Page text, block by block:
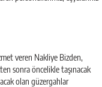
veren Nakliye Bizden,
sonra öncelikle taşınacak
olan güzergahlar